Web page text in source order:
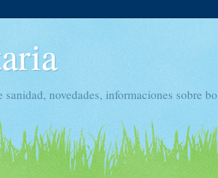
novedades, informaciones sobre